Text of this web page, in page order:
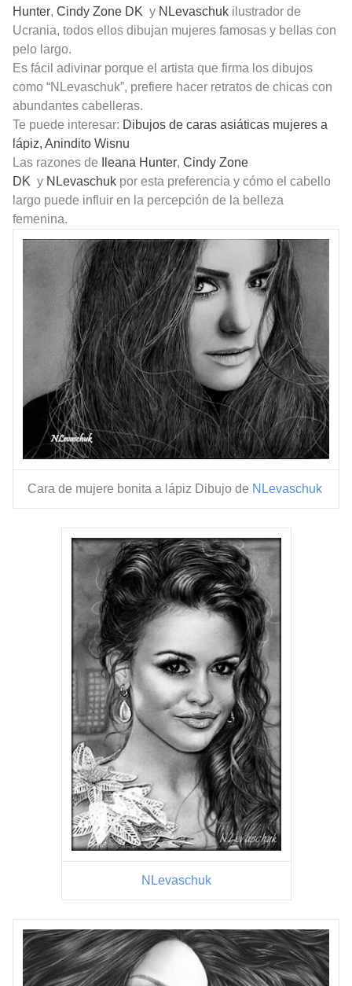
Hunter, Cindy Zone DK y NLevaschuk ilustrador de
Ucrania, todos ellos dibujan mujeres famosas y bellas con
pelo largo.
Es fácil adivinar porque el artista que firma los dibujos
como “NLevaschuk”, prefiere hacer retratos de chicas con
abundantes cabelleras.
Te puede interesar: Dibujos de caras asiáticas mujeres a
lápiz, Anindito Wisnu
Las razones de
Ileana Hunter, Cindy Zone
DK y NLevaschuk por esta preferencia y cómo el cabello
largo puede influir en la percepción de la belleza
femenina.
Cara de mujere bonita a lápiz Dibujo de NLevaschuk
NLevaschuk